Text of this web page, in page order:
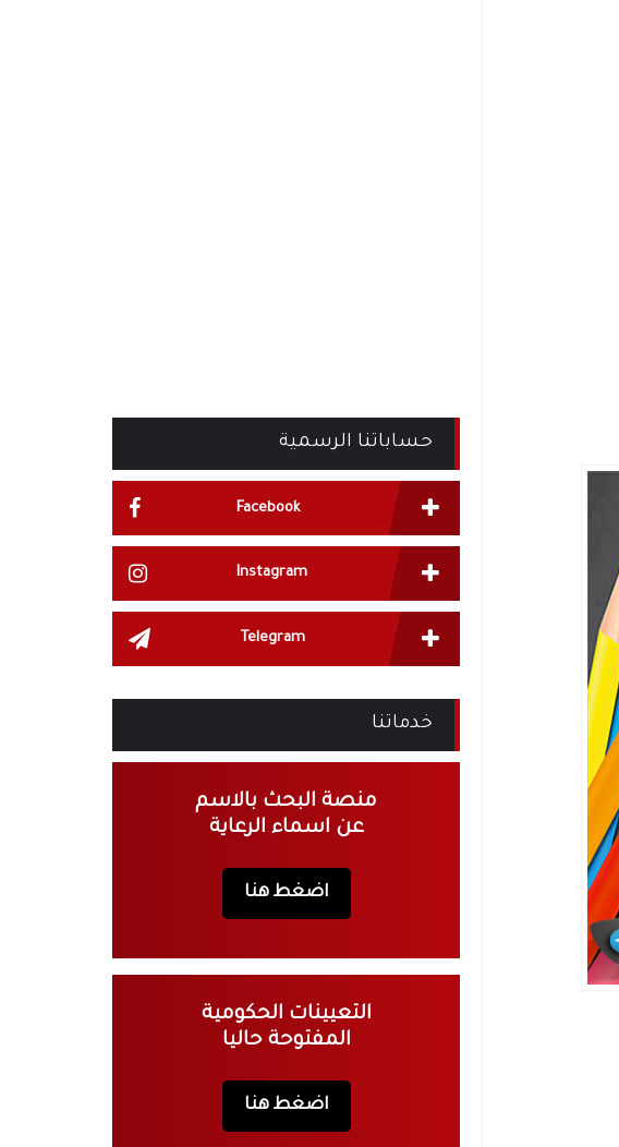
حساباتنا الرسمية
Facebook
Instagram
Telegram
خدماتنا
منصة البحث بالاسم
عن اسماء الرعاية
اضغط هنا
التعيينات الحكومية
المفتوحة حاليا
اضغط هنا